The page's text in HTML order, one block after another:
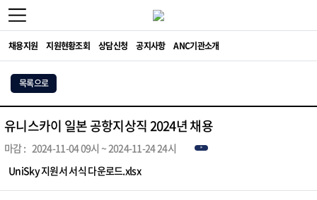
채용지원 지원현황조회 상담신청 공지사항 ANC기관소개
목록으로
유니스카이 일본 공항지상직 2024년 채용
마감 : 2024-11-04 09시 ~ 2024-11-24 24시 종료
UniSky 지원서 서식 다운로드.xlsx